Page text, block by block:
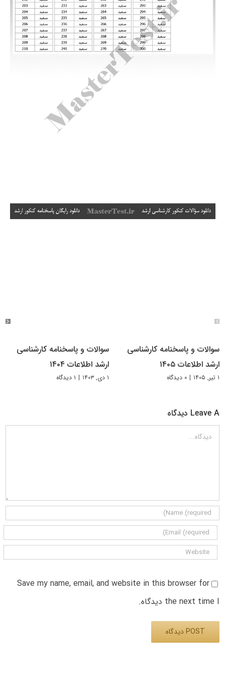
سوالات و پاسخنامه کارشناسی
ارشد اطلاعات ۱۴۰۵
۱ تیر, ۱۴۰۵ | ۰ دیدگاه
سوالات و پاسخنامه کارشناسی
ارشد اطلاعات ۱۴۰۴
۱ دی, ۱۴۰۳ | ۱ دیدگاه
Leave A دیدگاه
دیدگاه
Save my name, email, and website in this browser for
the next time I دیدگاه.